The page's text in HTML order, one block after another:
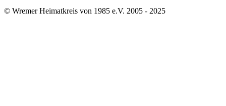
© Wremer Heimatkreis von 1985 e.V. 2005 - 2025